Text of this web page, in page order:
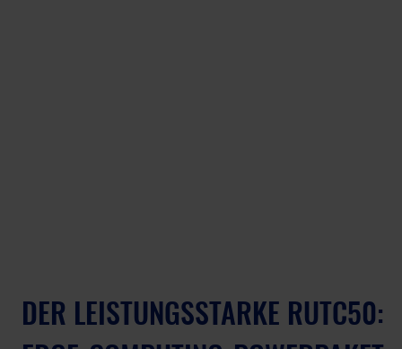
DER LEISTUNGSSTARKE RUTC50: